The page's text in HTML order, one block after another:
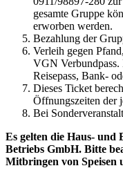
gesamte Gruppe
erworben werden.
Bezahlung der
Verleih gegen
VGN Verbundpass.
Reisepass, Bank-
Dieses Ticket
Öffnungszeiten der
Bei
Es gelten die Haus-
Betriebs GmbH. Bitte
Mitbringen von Speisen